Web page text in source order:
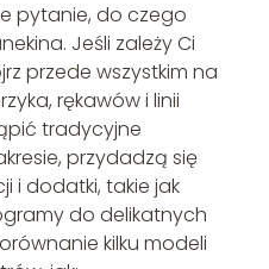
pytanie, do czego
Jeśli zależy Ci
przede wszystkim na
rękawów i linii
tradycyjne
przydadzą się
i dodatki, takie jak
do delikatnych
kilku modeli